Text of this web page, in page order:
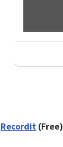
Recordit (Free)